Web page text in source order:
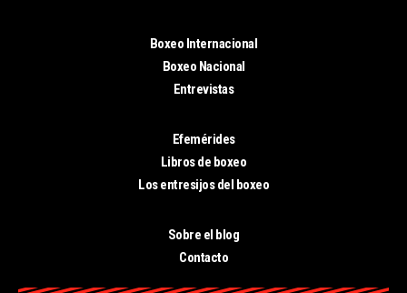
Boxeo Internacional
Boxeo Nacional
Entrevistas
Efemérides
Libros de boxeo
Los entresijos del boxeo
Sobre el blog
Contacto